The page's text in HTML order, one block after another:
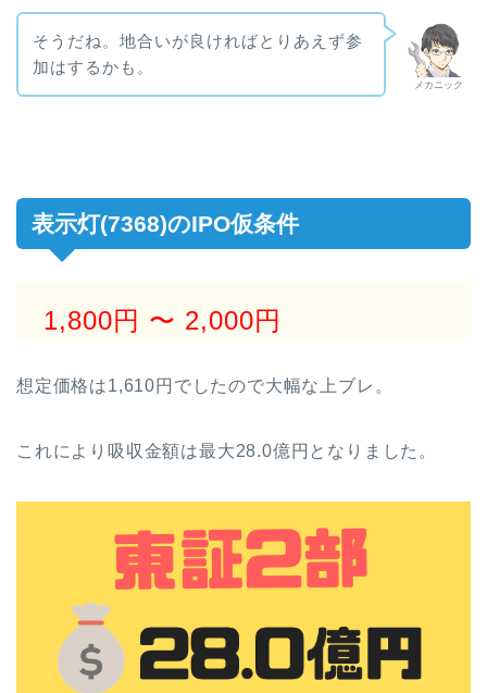
メカニック
そうだね。地合いが良ければとりあえず参
加はするかも。
表示灯(7368)のIPO仮条件
1,800円 〜 2,000円
想定価格は1,610円でしたので大幅な上ブレ。
これにより吸収金額は最大28.0億円となりました。